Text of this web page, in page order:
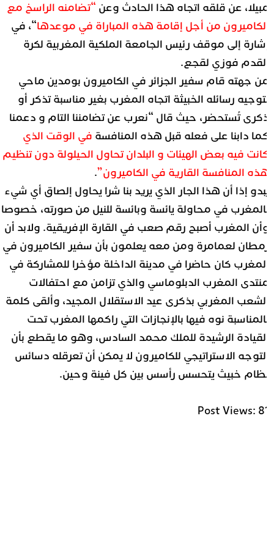
عن قلقه اتجاه هذا الحادث وعن“تضامنه الراسخ مع
من أجل إقامة هذه المباراة في موعدها“، في
إلى موقف رئيس الجامعة الملكية المغربية لكرة
فوزي لقجع.
جهته قام سفير الجزائر في الكاميرون بومدين ماحي
رسائله الخبيثة اتجاه المغرب بغير مناسبة تذكر أو
تُستحضر، حيث قال “نعرب عن تضامننا التام و دعمنا
دابنا على فعله قبل هذه المنافسةفي الوقت الذي
فيه بعض الهيئات و البلدان تحاول الحيلولة دون تنظيم
المنافسة القارية في الكاميرون”.
إذا أن هذا الجار الذي يريد بنا شرا يحاول إلصاق أي شيء
في محاولة يائسة وبائسة للنيل من صورته، خصوصا
المغرب أصبح رقم صعب في القارة الإفريقية. ولابد أن
لعمامرة ومن معه يعلمون بأن سفير الكاميرون في
كان حاضرا في مدينة الداخلة مؤخرا للمشاركة في
المغرب الدبلوماسي والذي تزامن مع احتفالات
المغربي بذكرى عيد الاستقلال المجيد، وألقى كلمة
نوه فيها بالإنجازات التي راكمها المغرب تحت
الرشيدة للملك محمد السادس، وهو ما يقطع بأن
الاستراتيجي للكاميرون لا يمكن أن تعرقله دسائس
خبيث يتحسس رأسس بين كل فينة وحين.
Post Views: